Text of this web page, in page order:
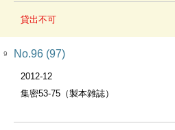
貸出不可
9 No.96 (97)
2012-12
集密53-75（製本雑誌）